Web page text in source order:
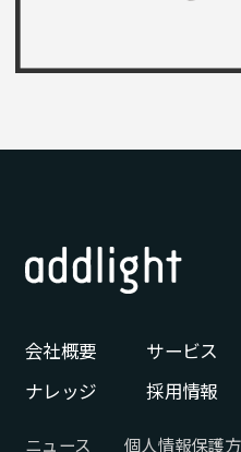
会社概要 サービス
ナレッジ
採用情報
ニュース 個人情報保護